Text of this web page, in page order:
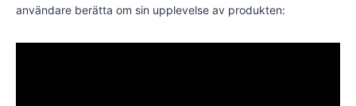
användare berätta om sin upplevelse av produkten: